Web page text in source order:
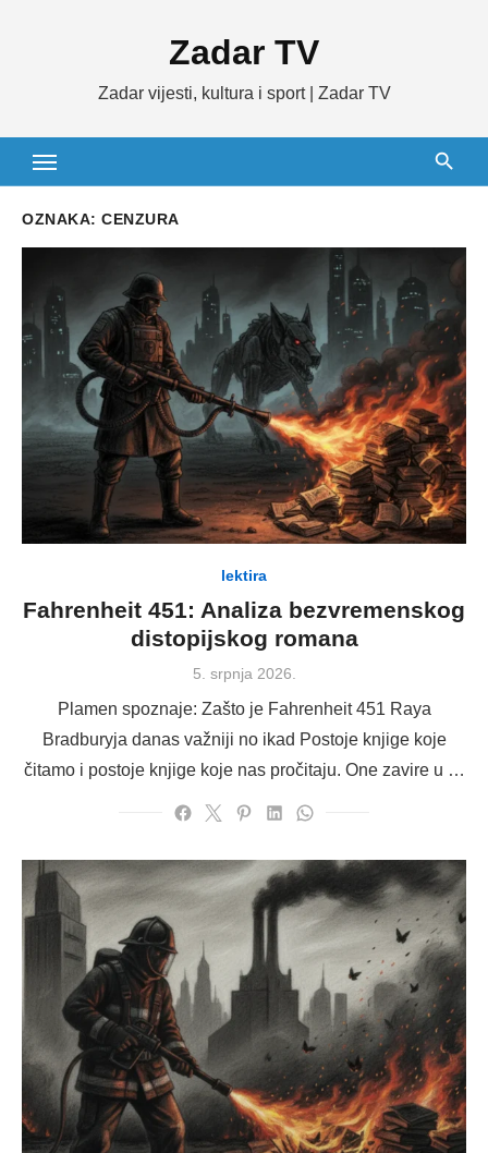
Zadar TV
Zadar vijesti, kultura i sport | Zadar TV
OZNAKA: CENZURA
lektira
Fahrenheit 451: Analiza bezvremenskog
distopijskog romana
Posted
5. srpnja 2026.
Plamen spoznaje: Zašto je Fahrenheit 451 Raya
Bradburyja danas važniji no ikad Postoje knjige koje
čitamo i postoje knjige koje nas pročitaju. One zavire u …